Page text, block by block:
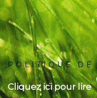
POLITIQUE
Cliquez ici pour lire